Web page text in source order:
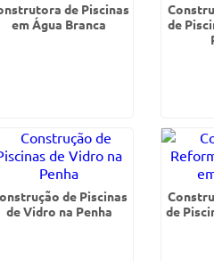
de Piscinas
em Água Branca
de
de Piscinas
de Vidro na Penha
de